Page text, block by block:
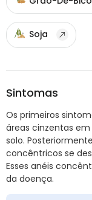
Soja
Sintomas
Os primeiros
áreas cinzentas
solo.
concêntricos se
Esses anéis
da doença.